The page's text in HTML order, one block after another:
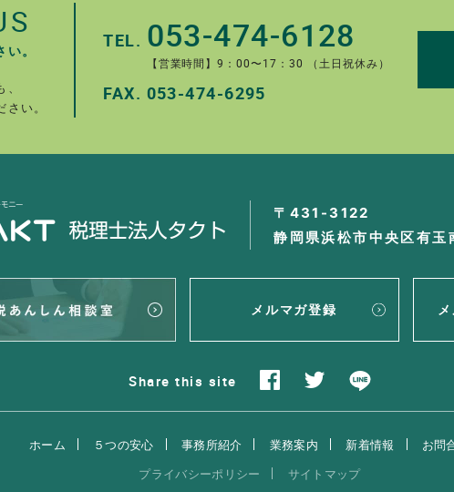
。
い。
TEL. 053-474-6128
【営業時間】9：00〜17：30 （土日祝休み）
FAX. 053-474-6295
〒431-3122
静岡県浜松市中央区有
メルマガ登録
Share this site
ホーム ５つの安心 事務所紹介 業務案内 新着情報
お問
プライバシーポリシー
サイトマップ